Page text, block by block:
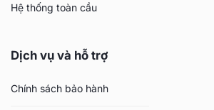
Hệ thống toàn cầu
Dịch vụ và hỗ trợ
Chính sách bảo hành